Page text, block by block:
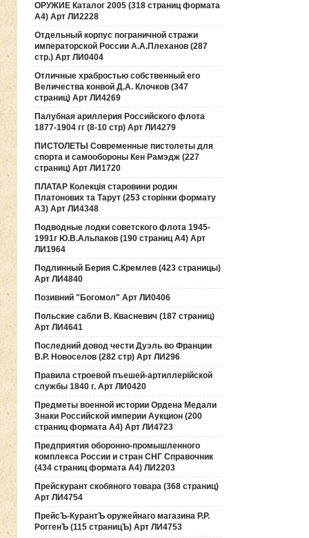
ОРУЖИЕ Каталог 2005 (318 страниц формата
А4) Арт ЛИ2228
Отдельный корпус пограничной стражи
императорской России А.А.Плеханов (287
стр.) Арт ЛИ0404
Отличные храбростью собственный его
Величества конвой Д.А. Клочков (347
страниц) Арт ЛИ4269
Палубная ариллерия Российского флота
1877-1904 гг (8-10 стр) Арт ЛИ4279
ПИСТОЛЕТЫ Современные пистолеты для
спорта и самообороны Кен Рамэдж (227
страниц) Арт ЛИ1720
ПЛАТАР Колекція старовини родин
Платонових та Тарут (253 сторінки формату
А3) Арт ЛИ4348
Подводные лодки советского флота 1945-
1991г Ю.В.Альпаков (190 страниц А4) Арт
ЛИ1964
Подлинный Берия С.Кремлев (423 страницы)
Арт ЛИ4840
Позивний "Богомол" Арт ЛИ0406
Польские сабли В. Квасневич (187 страниц)
Арт ЛИ4641
Последний довод чести Дуэль во Франции
В.Р. Новоселов (282 стр) Арт ЛИ296
Правила строевой пъешей-артиллерiйской
службы 1840 г. Арт ЛИ0420
Предметы военной истории Ордена Медали
Знаки Российской империи Аукцион (200
страниц формата А4) Арт ЛИ4723
Предприятия оборонно-промышленного
комплекса России и стран СНГ Справочник
(434 страниц формата А4) ЛИ2203
Прейскурант скобяного товара (368 страниц)
Арт ЛИ4754
ПрейсЪ-КурантЪ оружейнаго магазина Р.Р.
РоггенЪ (115 страницЪ) Арт ЛИ4753